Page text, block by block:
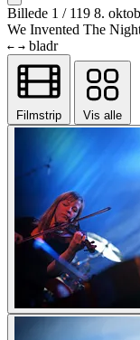
Billede 1 / 119 8.
We Invented The
← → bladr
Filmstrip Vis alle